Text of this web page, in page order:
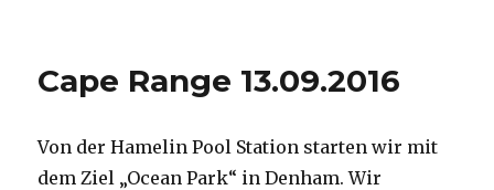
Cape Range 13.09.2016
Von der Hamelin Pool Station starten wir mit
dem Ziel „Ocean Park“ in Denham. Wir